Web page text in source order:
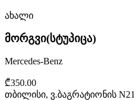
ახალი
მორგვი(სტუპიცა)
Mercedes-Benz
₾350.00
თბილისი, ვ.ბაგრატიონის N21